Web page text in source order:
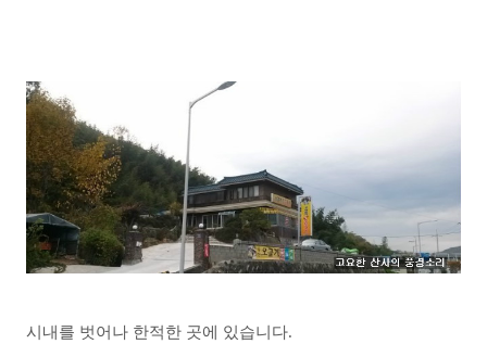
시내를 벗어나 한적한 곳에 있습니다.